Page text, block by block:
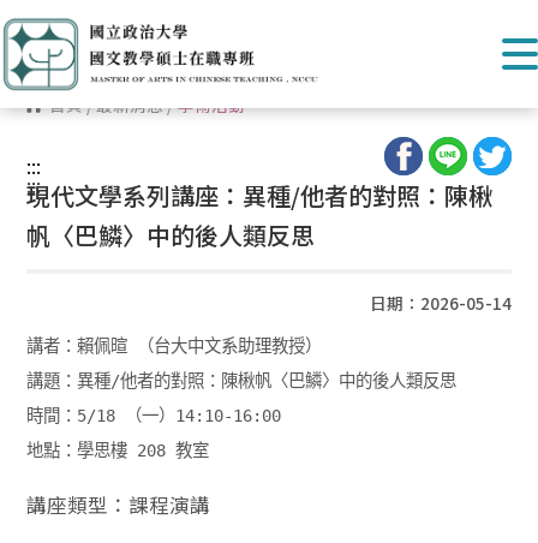
首頁/最新消息/學術活動
:::
:::
現代文學系列講座：異種/他者的對照：陳楸
帆〈巴鱗〉中的後人類反思
日期：2026-05-14
講者：賴佩暄 （台大中文系助理教授）
講題：異種/他者的對照：陳楸帆〈巴鱗〉中的後人類反思
時間：5/18 （一）14:10-16:00
地點：學思樓 208 教室
講座類型：課程演講